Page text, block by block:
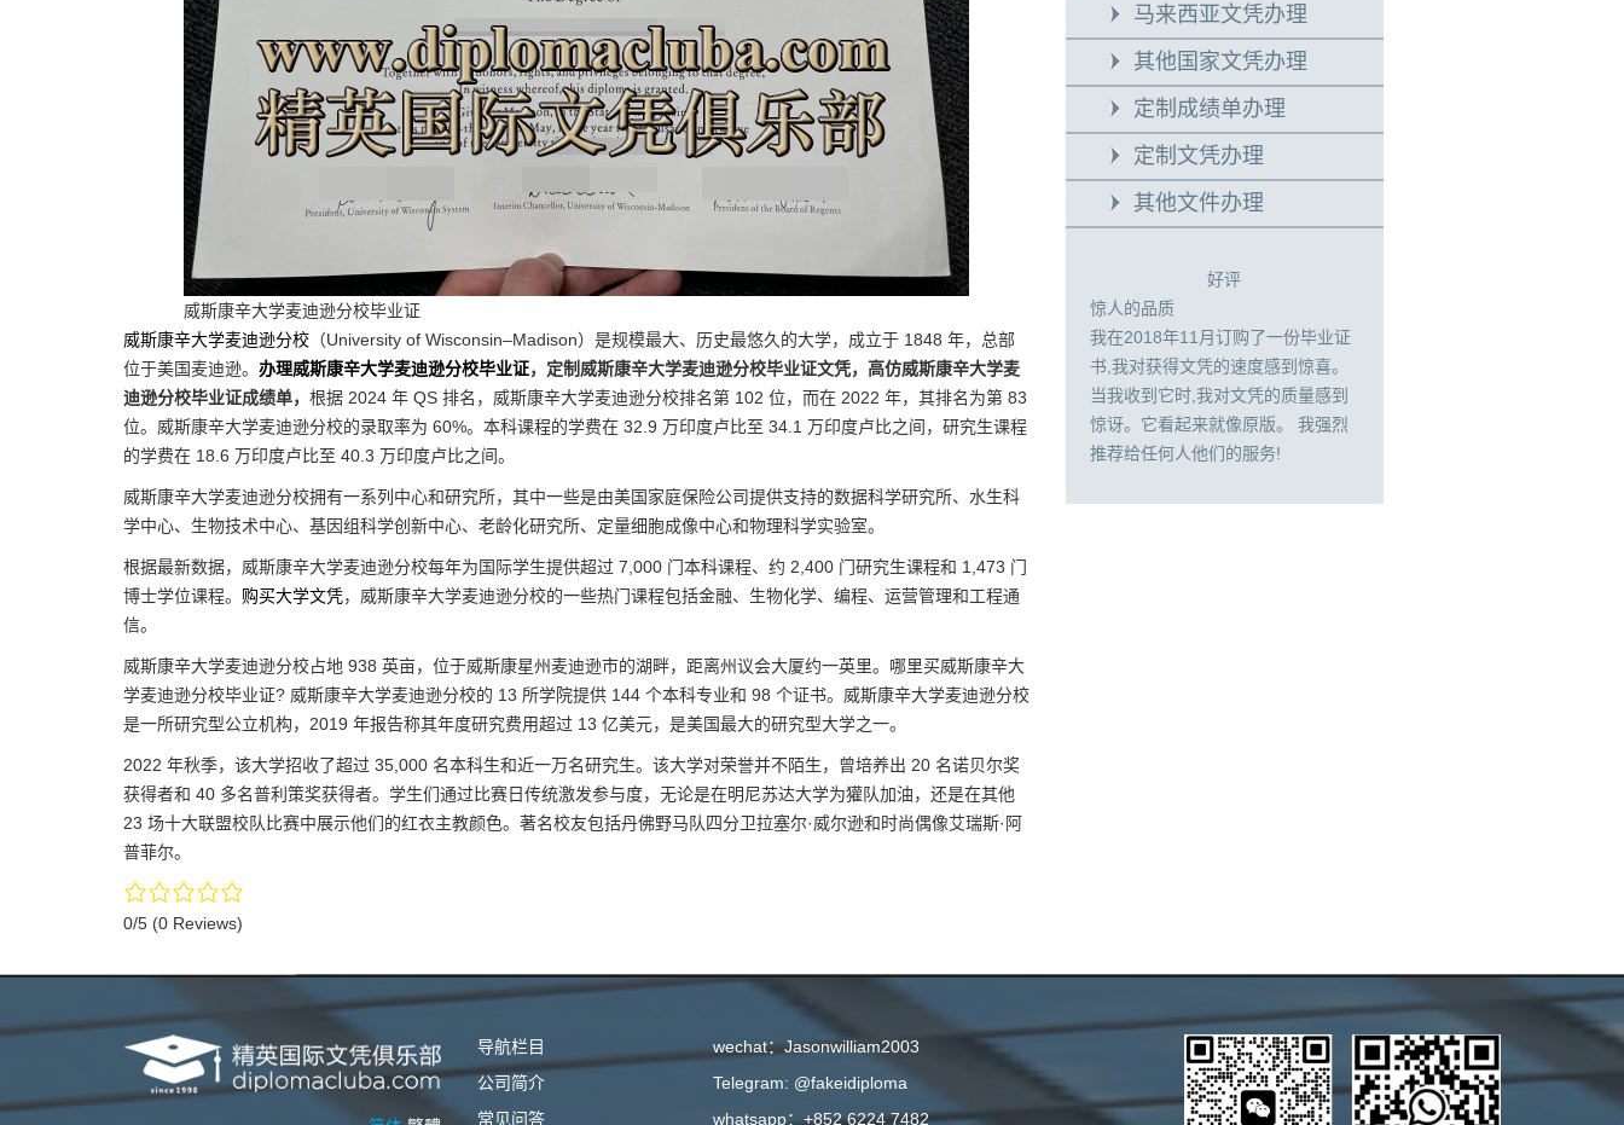
威斯康辛大学麦迪逊分校毕业证
威斯康辛大学麦迪逊分校 （University of Wisconsin–Madison）是规模最大、历史最悠久的大学，成立于 1848 年，总部
位于美国麦迪逊。 办理威斯康辛大学麦迪逊分校毕业证，定制威斯康辛大学麦迪逊分校毕业证文凭，高仿威斯康辛大学麦
迪逊分校毕业证成绩单， 根据 2024 年 QS 排名，威斯康辛大学麦迪逊分校排名第 102 位，而在 2022 年，其排名为第 83
位。威斯康辛大学麦迪逊分校的录取率为 60%。本科课程的学费在 32.9 万印度卢比至 34.1 万印度卢比之间，研究生课程
的学费在 18.6 万印度卢比至 40.3 万印度卢比之间。
威斯康辛大学麦迪逊分校拥有一系列中心和研究所，其中一些是由美国家庭保险公司提供支持的数据科学研究所、水生科
学中心、生物技术中心、基因组科学创新中心、老龄化研究所、定量细胞成像中心和物理科学实验室。
根据最新数据，威斯康辛大学麦迪逊分校每年为国际学生提供超过 7,000 门本科课程、约 2,400 门研究生课程和 1,473 门
博士学位课程。 购买大学文凭，威斯康辛大学麦迪逊分校的一些热门课程包括金融、生物化学、编程、运营管理和工程通
信。
威斯康辛大学麦迪逊分校占地 938 英亩，位于威斯康星州麦迪逊市的湖畔，距离州议会大厦约一英里。哪里买威斯康辛大
学麦迪逊分校毕业证? 威斯康辛大学麦迪逊分校的 13 所学院提供 144 个本科专业和 98 个证书。威斯康辛大学麦迪逊分校
是一所研究型公立机构，2019 年报告称其年度研究费用超过 13 亿美元，是美国最大的研究型大学之一。
2022 年秋季，该大学招收了超过 35,000 名本科生和近一万名研究生。该大学对荣誉并不陌生，曾培养出 20 名诺贝尔奖
获得者和 40 多名普利策奖获得者。学生们通过比赛日传统激发参与度，无论是在明尼苏达大学为獾队加油，还是在其他
23 场十大联盟校队比赛中展示他们的红衣主教颜色。著名校友包括丹佛野马队四分卫拉塞尔·威尔逊和时尚偶像艾瑞斯·阿
普菲尔。
0/5 (0 Reviews)
马来西亚文凭办理
其他国家文凭办理
定制成绩单办理
定制文凭办理
其他文件办理
好评
惊人的品质
我在2018年11月订购了一份毕业证
书,我对获得文凭的速度感到惊喜。
当我收到它时,我对文凭的质量感到
惊讶。它看起来就像原版。 我强烈
推荐给任何人他们的服务!
导航栏目
公司简介
常见问答
wechat：Jasonwilliam2003
Telegram: @fakeidiploma
whatsapp：+852 6224 7482